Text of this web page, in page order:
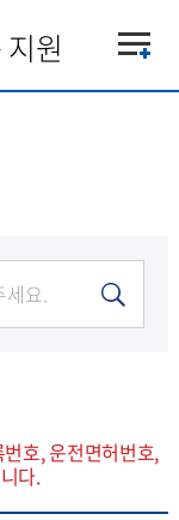
원
호, 운전면허번호,
다.